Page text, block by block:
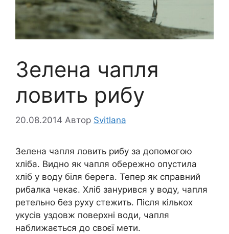
Зелена чапля
ловить рибу
20.08.2014 Автор Svitlana
Зелена чапля ловить рибу за допомогою
хліба. Видно як чапля обережно опустила
хліб у воду біля берега. Тепер як справний
рибалка чекає. Хліб занурився у воду, чапля
ретельно без руху стежить. Після кількох
укусів уздовж поверхні води, чапля
наближається до своєї мети.